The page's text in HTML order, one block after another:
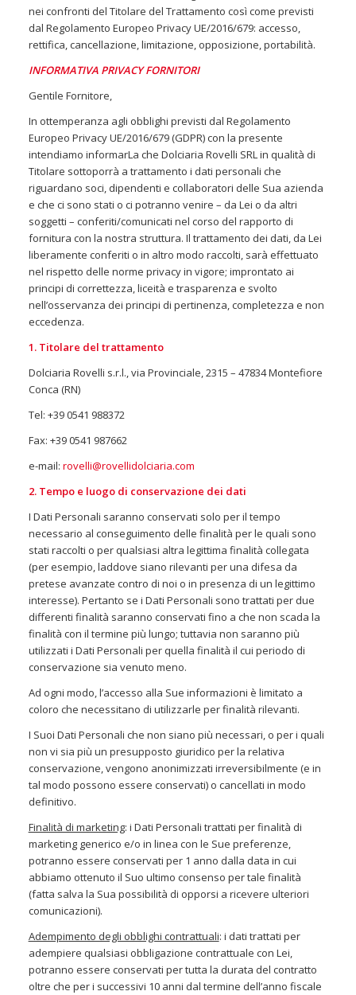
nei confronti del Titolare del Trattamento così come previsti
dal Regolamento Europeo Privacy UE/2016/679: accesso,
rettifica, cancellazione, limitazione, opposizione, portabilità.
INFORMATIVA PRIVACY FORNITORI
Gentile Fornitore,
In ottemperanza agli obblighi previsti dal Regolamento
Europeo Privacy UE/2016/679 (GDPR) con la presente
intendiamo informarLa che Dolciaria Rovelli SRL in qualità di
Titolare sottoporrà a trattamento i dati personali che
riguardano soci, dipendenti e collaboratori delle Sua azienda
e che ci sono stati o ci potranno venire – da Lei o da altri
soggetti – conferiti/comunicati nel corso del rapporto di
fornitura con la nostra struttura. Il trattamento dei dati, da Lei
liberamente conferiti o in altro modo raccolti, sarà effettuato
nel rispetto delle norme privacy in vigore; improntato ai
principi di correttezza, liceità e trasparenza e svolto
nell’osservanza dei principi di pertinenza, completezza e non
eccedenza.
1. Titolare del trattamento
Dolciaria Rovelli s.r.l., via Provinciale, 2315 – 47834 Montefiore
Conca (RN)
Tel: +39 0541 988372
Fax: +39 0541 987662
e-mail: rovelli@rovellidolciaria.com
2. Tempo e luogo di conservazione dei dati
I Dati Personali saranno conservati solo per il tempo
necessario al conseguimento delle finalità per le quali sono
stati raccolti o per qualsiasi altra legittima finalità collegata
(per esempio, laddove siano rilevanti per una difesa da
pretese avanzate contro di noi o in presenza di un legittimo
interesse). Pertanto se i Dati Personali sono trattati per due
differenti finalità saranno conservati fino a che non scada la
finalità con il termine più lungo; tuttavia non saranno più
utilizzati i Dati Personali per quella finalità il cui periodo di
conservazione sia venuto meno.
Ad ogni modo, l’accesso alla Sue informazioni è limitato a
coloro che necessitano di utilizzarle per finalità rilevanti.
I Suoi Dati Personali che non siano più necessari, o per i quali
non vi sia più un presupposto giuridico per la relativa
conservazione, vengono anonimizzati irreversibilmente (e in
tal modo possono essere conservati) o cancellati in modo
definitivo.
Finalità di marketing: i Dati Personali trattati per finalità di
marketing generico e/o in linea con le Sue preferenze,
potranno essere conservati per 1 anno dalla data in cui
abbiamo ottenuto il Suo ultimo consenso per tale finalità
(fatta salva la Sua possibilità di opporsi a ricevere ulteriori
comunicazioni).
Adempimento degli obblighi contrattuali: i dati trattati per
adempiere qualsiasi obbligazione contrattuale con Lei,
potranno essere conservati per tutta la durata del contratto
oltre che per i successivi 10 anni dal termine dell’anno fiscale